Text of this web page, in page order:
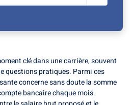
clé dans une carrière, souvent
questions pratiques. Parmi ces
concerne sans doute la somme
bancaire chaque mois.